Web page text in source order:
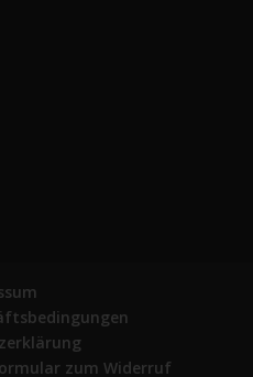
zum Widerruf